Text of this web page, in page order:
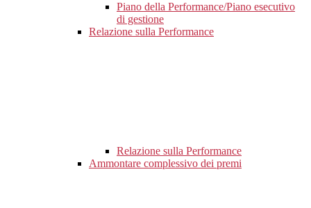
Piano della Performance/Piano esecutivo
di gestione
Relazione sulla Performance
Relazione sulla Performance
Ammontare complessivo dei premi